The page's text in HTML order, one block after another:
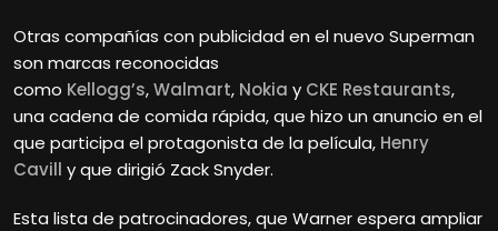
Otras compañías con publicidad en el nuevo Superman
son marcas reconocidas
como Kellogg’s,Walmart, Nokia y CKE Restaurants,
una cadena de comida rápida, que hizo un anuncio en el
que participa el protagonista de la película, Henry
Cavill y que dirigió Zack Snyder.
Esta lista de patrocinadores, que Warner espera ampliar